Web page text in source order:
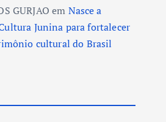
GURJAO em Nasce a
Junina para fortalecer
cultural do Brasil